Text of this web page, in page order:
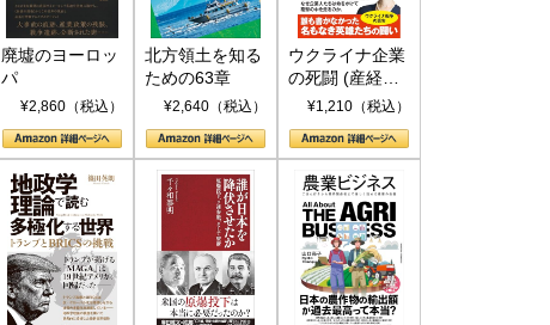
廃墟のヨーロッ
パ
¥2,860（税込）
北方領土を知る
ための63章
¥2,640（税込）
ウクライナ企業
の死闘 (産経セ
レクト S 039)
¥1,210（税込）